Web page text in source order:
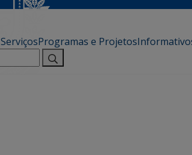
ServiçosProgramas e Projetos